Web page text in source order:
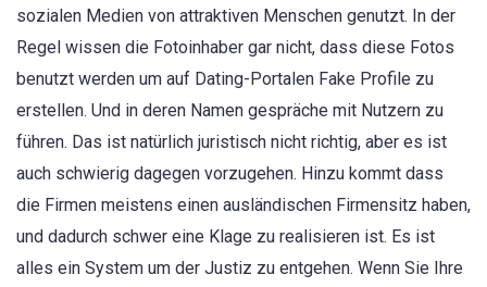
sozialen Medien von attraktiven Menschen genutzt. In der
Regel wissen die Fotoinhaber gar nicht, dass diese Fotos
benutzt werden um auf Dating-Portalen Fake Profile zu
erstellen. Und in deren Namen gespräche mit Nutzern zu
führen. Das ist natürlich juristisch nicht richtig, aber es ist
auch schwierig dagegen vorzugehen. Hinzu kommt dass
die Firmen meistens einen ausländischen Firmensitz haben,
und dadurch schwer eine Klage zu realisieren ist. Es ist
alles ein System um der Justiz zu entgehen. Wenn Sie Ihre